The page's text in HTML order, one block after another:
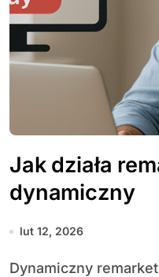
Jak działa
dynamiczny
lut 12, 2026
Dynamiczny remarketing to zaawansowana